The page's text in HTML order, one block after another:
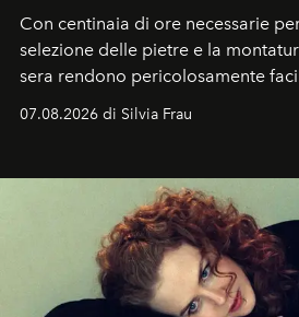
Con centinaia di ore necessarie
selezione delle pietre e la
sera rendono pericolosamente
cognizione del tempo. Ma con
07.08.2026 di Silvia Frau